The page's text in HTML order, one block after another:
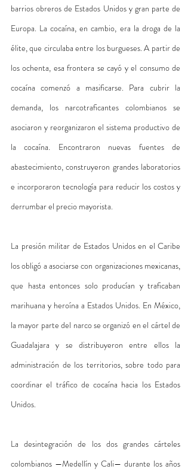
barrios obreros de Estados Unidos y gran parte de
Europa. La cocaína, en cambio, era la droga de la
élite, que circulaba entre los burgueses. A partir de
los ochenta, esa frontera se cayó y el consumo de
cocaína comenzó a masificarse. Para cubrir la
demanda, los narcotraficantes colombianos se
asociaron y reorganizaron el sistema productivo de
la cocaína. Encontraron nuevas fuentes de
abastecimiento, construyeron grandes laboratorios
e incorporaron tecnología para reducir los costos y
derrumbar el precio mayorista.
La presión militar de Estados Unidos en el Caribe
los obligó a asociarse con organizaciones mexicanas,
que hasta entonces solo producían y traficaban
marihuana y heroína a Estados Unidos. En México,
la mayor parte del narco se organizó en el cártel de
Guadalajara y se distribuyeron entre ellos la
administración de los territorios, sobre todo para
coordinar el tráfico de cocaína hacia los Estados
Unidos.
La desintegración de los dos grandes cárteles
colombianos —Medellín y Cali— durante los años